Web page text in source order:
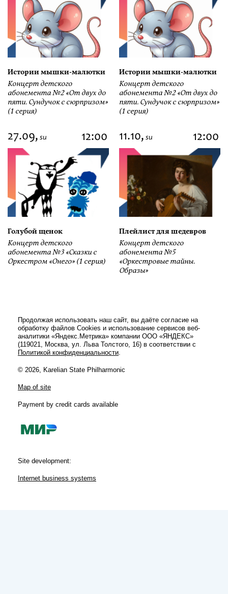
Истории мышки-малютки
Концерт детского
абонемента №2 «От двух до
пяти. Сундучок с сюрпризом»
(1 серия)
Истории мышки-малютки
Концерт детского
абонемента №2 «От двух до
пяти. Сундучок с сюрпризом»
(1 серия)
27.09, su 12:00
Голубой щенок
Концерт детского
абонемента №3 «Сказки с
Оркестром «Онего» (1 серия)
11.10, su 12:00
Плейлист для шедевров
Концерт детского
абонемента №5
«Оркестровые тайны.
Образы»
Продолжая использовать наш сайт, вы даёте согласие на
обработку файлов Cookies и использование сервисов веб-
аналитики «Яндекс.Метрика» компании ООО «ЯНДЕКС»
(119021, Москва, ул. Льва Толстого, 16) в соответствии с
Политикой конфиденциальности.
© 2026, Karelian State Philharmonic
Map of site
Payment by credit cards available
Site development:
Internet business systems